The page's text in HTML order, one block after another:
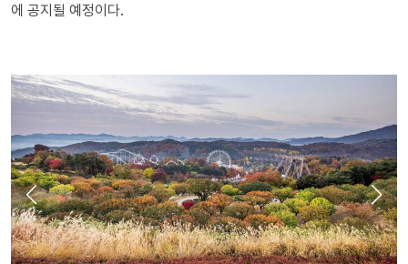
에 공지될 예정이다.